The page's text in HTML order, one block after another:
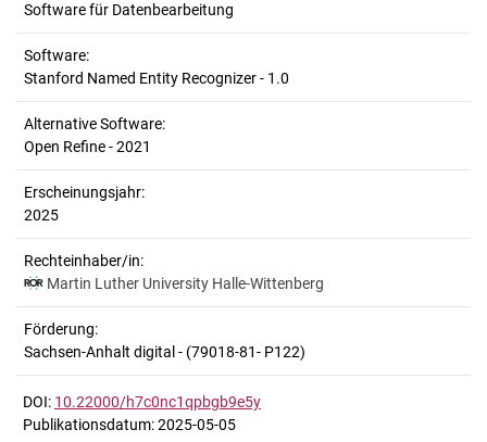
Software für Datenbearbeitung
Software:
Stanford Named Entity Recognizer - 1.0
Alternative Software:
Open Refine - 2021
Erscheinungsjahr:
2025
Rechteinhaber/in:
Martin Luther University Halle-Wittenberg
Förderung:
Sachsen-Anhalt digital - (79018-81- P122)
DOI: 10.22000/h7c0nc1qpbgb9e5y
Publikationsdatum: 2025-05-05